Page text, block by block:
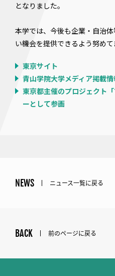
となりました。
本学では、今後も企業・自治
い機会を提供できるよう努めて
東京サイト
青山学院大学メディア掲載
東京都主催のプロジェクト
ーとして参画
NEWS ニュース一覧に戻る
BACK 前のページに戻る